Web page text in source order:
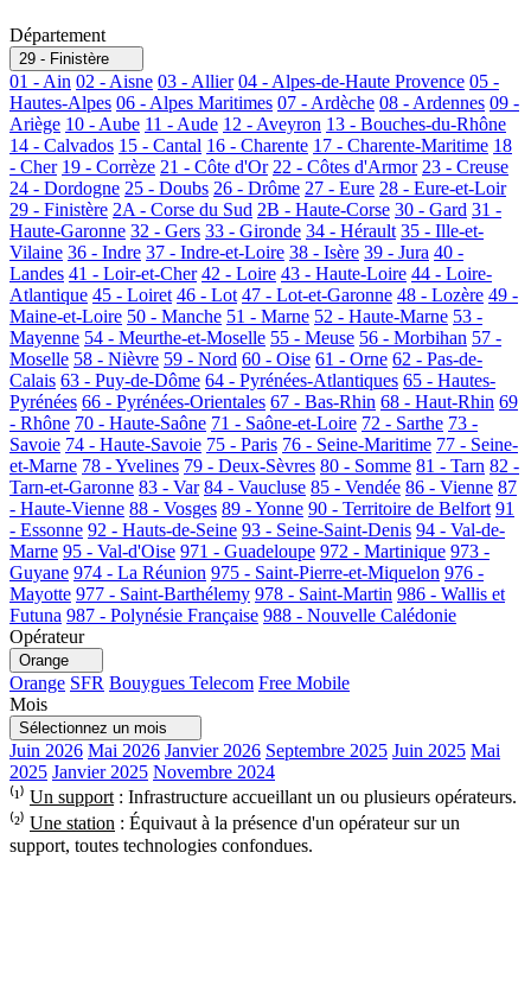
Département
29 - Finistère
01 - Ain 02 - Aisne 03 - Allier 04 - Alpes-de-Haute Provence 05 -
Hautes-Alpes 06 - Alpes Maritimes 07 - Ardèche 08 - Ardennes 09 -
Ariège 10 - Aube 11 - Aude 12 - Aveyron 13 - Bouches-du-Rhône
14 - Calvados 15 - Cantal 16 - Charente 17 - Charente-Maritime 18
- Cher 19 - Corrèze 21 - Côte d'Or 22 - Côtes d'Armor 23 - Creuse
24 - Dordogne 25 - Doubs 26 - Drôme 27 - Eure 28 - Eure-et-Loir
29 - Finistère 2A - Corse du Sud 2B - Haute-Corse 30 - Gard 31 -
Haute-Garonne 32 - Gers 33 - Gironde 34 - Hérault 35 - Ille-et-
Vilaine 36 - Indre 37 - Indre-et-Loire 38 - Isère 39 - Jura 40 -
Landes 41 - Loir-et-Cher 42 - Loire 43 - Haute-Loire 44 - Loire-
Atlantique 45 - Loiret 46 - Lot 47 - Lot-et-Garonne 48 - Lozère 49 -
Maine-et-Loire 50 - Manche 51 - Marne 52 - Haute-Marne 53 -
Mayenne 54 - Meurthe-et-Moselle 55 - Meuse 56 - Morbihan 57 -
Moselle 58 - Nièvre 59 - Nord 60 - Oise 61 - Orne 62 - Pas-de-
Calais 63 - Puy-de-Dôme 64 - Pyrénées-Atlantiques 65 - Hautes-
Pyrénées 66 - Pyrénées-Orientales 67 - Bas-Rhin 68 - Haut-Rhin 69
- Rhône 70 - Haute-Saône 71 - Saône-et-Loire 72 - Sarthe 73 -
Savoie 74 - Haute-Savoie 75 - Paris 76 - Seine-Maritime 77 - Seine-
et-Marne 78 - Yvelines 79 - Deux-Sèvres 80 - Somme 81 - Tarn 82 -
Tarn-et-Garonne 83 - Var 84 - Vaucluse 85 - Vendée 86 - Vienne 87
- Haute-Vienne 88 - Vosges 89 - Yonne 90 - Territoire de Belfort 91
- Essonne 92 - Hauts-de-Seine 93 - Seine-Saint-Denis 94 - Val-de-
Marne 95 - Val-d'Oise 971 - Guadeloupe 972 - Martinique 973 -
Guyane 974 - La Réunion 975 - Saint-Pierre-et-Miquelon 976 -
Mayotte 977 - Saint-Barthélemy 978 - Saint-Martin 986 - Wallis et
Futuna 987 - Polynésie Française 988 - Nouvelle Calédonie
Opérateur
Orange
Orange SFR Bouygues Telecom Free Mobile
Mois
Sélectionnez un mois
Juin 2026 Mai 2026 Janvier 2026 Septembre 2025 Juin 2025 Mai
2025 Janvier 2025 Novembre 2024
⁽¹⁾ Un support : Infrastructure accueillant un ou plusieurs opérateurs.
⁽²⁾ Une station : Équivaut à la présence d'un opérateur sur un
support, toutes technologies confondues.